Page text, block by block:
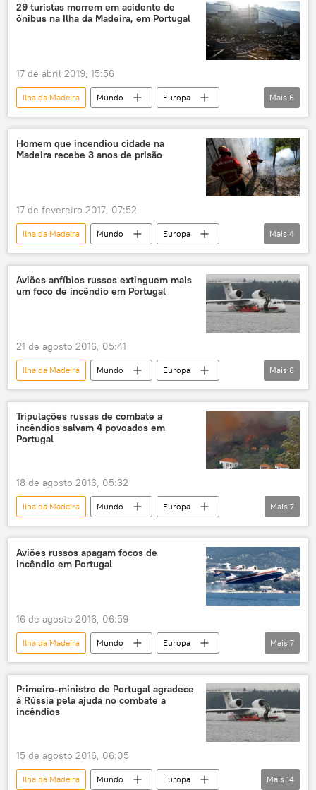
vítimas alemães
29 turistas morrem em acidente de
ônibus na Ilha da Madeira, em Portugal
17 de abril 2019, 15:56
Ilha da Madeira Mundo
Europa
Notícias
Portugal
acidente
ônibus
turistas mortos
Mais 6
Homem que incendiou cidade na
Madeira recebe 3 anos de prisão
17 de fevereiro 2017, 07:52
Ilha da Madeira Mundo
Europa
Notícias
incêndio
prisão
homem
Mais 4
Aviões anfíbios russos extinguem mais
um foco de incêndio em Portugal
21 de agosto 2016, 05:41
Ilha da Madeira Mundo
Europa
Notícias
Portugal
Be-200
incêndio florestal
meio ambiente
natureza
Mais 6
Tripulações russas de combate a
incêndios salvam 4 povoados em
Portugal
18 de agosto 2016, 05:32
Ilha da Madeira Mundo
Europa
Notícias
Portugal
Be-200
meio ambiente
incêndio florestal
natureza
Rússia
Mais 7
Aviões russos apagam focos de
incêndio em Portugal
16 de agosto 2016, 06:59
Ilha da Madeira Mundo
Europa
Notícias
Portugal
Be-200
natureza
meio ambiente
incêndios florestais
Rússia
Mais 7
Primeiro-ministro de Portugal agradece
à Rússia pela ajuda no combate a
incêndios
15 de agosto 2016, 06:05
Ilha da Madeira Mundo
Europa
Mais 14